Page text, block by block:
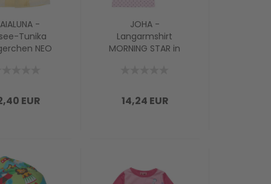
-
Tunika
NEO
EUR
JOHA -
Langarmshirt
MORNING STAR in
14,24 EUR